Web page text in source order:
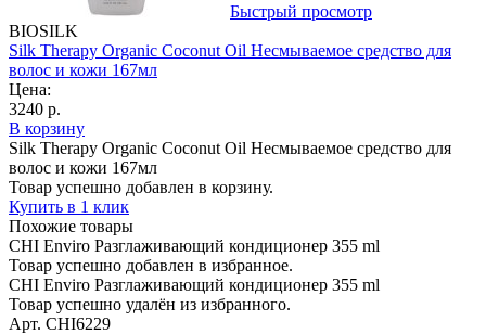
Быстрый просмотр
BIOSILK
Silk Therapy Organic Coconut Oil Несмываемое средство для
волос и кожи 167мл
Цена:
3240 р.
В корзину
Silk Therapy Organic Coconut Oil Несмываемое средство для
волос и кожи 167мл
Товар успешно добавлен в корзину.
Купить в 1 клик
Похожие товары
CHI Enviro Разглаживающий кондиционер 355 ml
Товар успешно добавлен в избранное.
CHI Enviro Разглаживающий кондиционер 355 ml
Товар успешно удалён из избранного.
Арт. CHI6229